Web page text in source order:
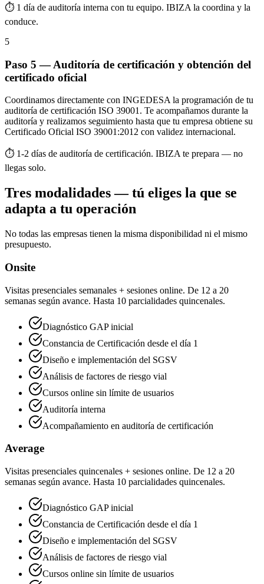
⏱ 1 día de auditoría interna con tu equipo. IBIZA la coordina y la
conduce.
5
Paso 5 — Auditoría de certificación y obtención del
certificado oficial
Coordinamos directamente con INGEDESA la programación de tu
auditoría de certificación ISO 39001. Te acompañamos durante la
auditoría y realizamos seguimiento hasta que tu empresa obtiene su
Certificado Oficial ISO 39001:2012 con validez internacional.
⏱ 1-2 días de auditoría de certificación. IBIZA te prepara — no
llegas solo.
Tres modalidades — tú eliges la que se
adapta a tu operación
No todas las empresas tienen la misma disponibilidad ni el mismo
presupuesto.
Onsite
Visitas presenciales semanales + sesiones online. De 12 a 20
semanas según avance. Hasta 10 parcialidades quincenales.
Diagnóstico GAP inicial
Constancia de Certificación desde el día 1
Diseño e implementación del SGSV
Análisis de factores de riesgo vial
Cursos online sin límite de usuarios
Auditoría interna
Acompañamiento en auditoría de certificación
Average
Visitas presenciales quincenales + sesiones online. De 12 a 20
semanas según avance. Hasta 10 parcialidades quincenales.
Diagnóstico GAP inicial
Constancia de Certificación desde el día 1
Diseño e implementación del SGSV
Análisis de factores de riesgo vial
Cursos online sin límite de usuarios